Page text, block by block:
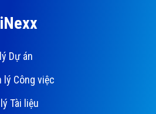
Dự án
lý Công việc
Tài liệu